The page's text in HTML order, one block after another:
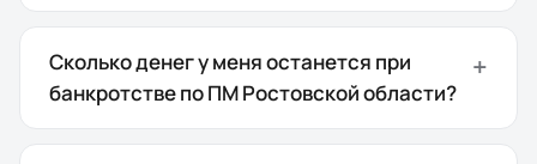
Сколько денег у меня останется при
банкротстве по ПМ Ростовской области?